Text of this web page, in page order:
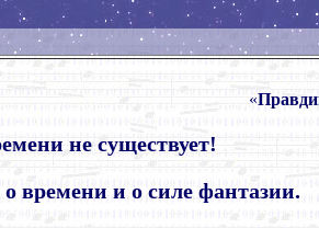
«
не существует!
времени и о силе фантазии.